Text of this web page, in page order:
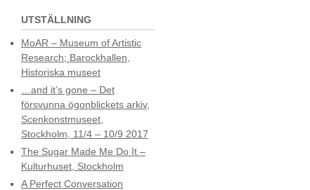
UTSTÄLLNING
MoAR – Museum of Artistic
Research; Barockhallen,
Historiska museet
…and it’s gone – Det
försvunna ögonblickets arkiv,
Scenkonstmuseet,
Stockholm, 11/4 – 10/9 2017
The Sugar Made Me Do It –
Kulturhuset, Stockholm
A Perfect Conversation